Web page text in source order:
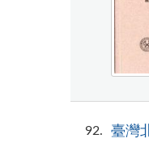
92 臺灣